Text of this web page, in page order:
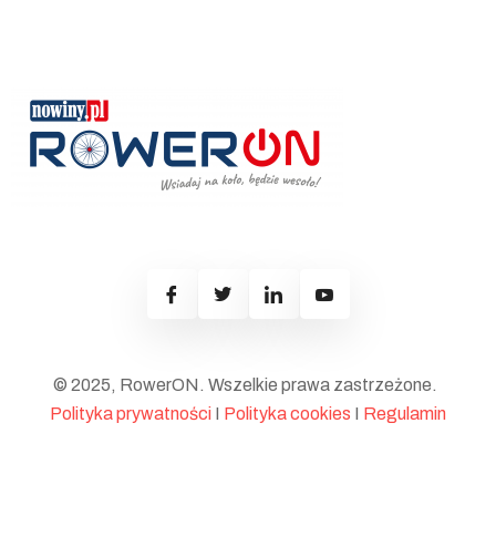
© 2025, RowerON. Wszelkie prawa zastrzeżone.
Polityka prywatności I Polityka cookies I Regulamin